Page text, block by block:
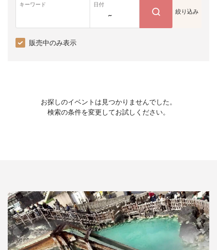
キーワード 日付
~ 絞り込み
販売中のみ表示
お探しのイベントは見つかりませんでした。
検索の条件を変更してお試しください。